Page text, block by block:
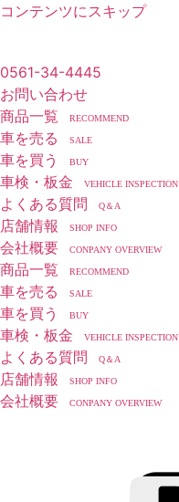
コンテンツにスキップ
0561-34-4445
お問い合わせ
商品一覧
RECOMMEND
車を売る SALE
車を買う BUY
車検・板金 VEHICLE INSPECTION
よくある質問 Q＆A
店舗情報 SHOP INFO
会社概要 CONPANY OVERVIEW
商品一覧 RECOMMEND
車を売る SALE
車を買う BUY
車検・板金 VEHICLE INSPECTION
よくある質問 Q＆A
店舗情報 SHOP INFO
会社概要 CONPANY OVERVIEW